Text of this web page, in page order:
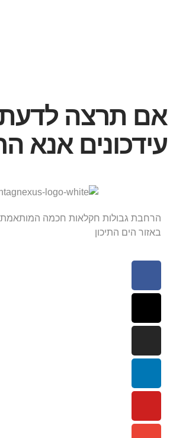
אם תרצה לדעת
עידכונים אנא
הרחבת גבולות חקלאות חכמה
באזור הים התיכון